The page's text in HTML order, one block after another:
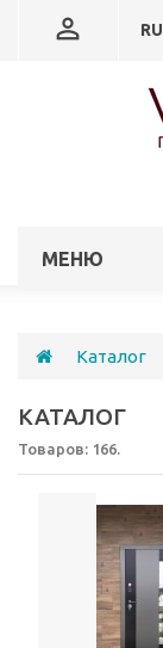
RU
МЕНЮ
Каталог
КАТАЛОГ
Товаров: 166.